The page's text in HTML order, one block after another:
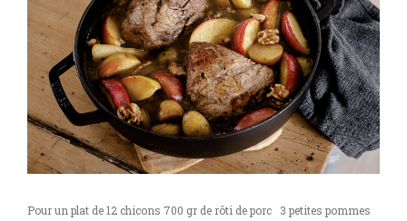
Pour un plat de 12 chicons 700 gr de rôti de porc 3 petites pommes